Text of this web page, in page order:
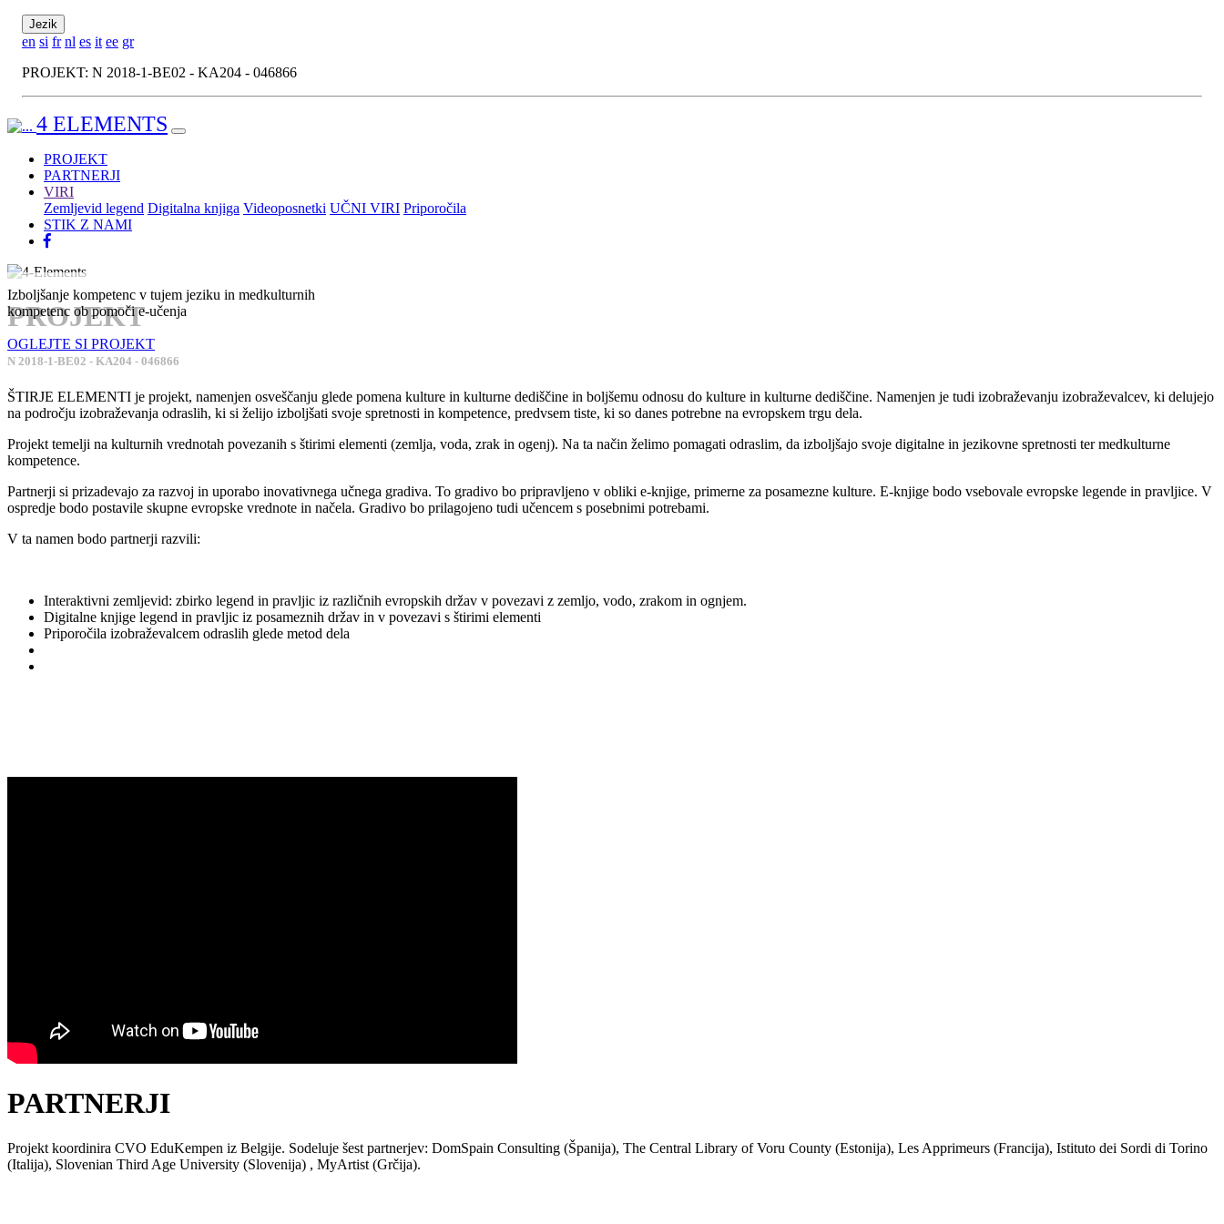
Jezik
en si fr nl es it ee gr
PROJEKT: N 2018-1-BE02 - KA204 - 046866
4 ELEMENTS
PROJEKT
PARTNERJI
VIRI
Zemljevid legend Digitalna knjiga Videoposnetki UČNI VIRI Priporočila
STIK Z NAMI
Izboljšanje kompetenc v tujem jeziku in medkulturnih
kompetenc ob pomoči e-učenja
OGLEJTE SI PROJEKT
PROJEKT
N 2018-1-BE02 - KA204 - 046866
ŠTIRJE ELEMENTI je projekt, namenjen osveščanju glede pomena kulture in kulturne dediščine in boljšemu odnosu do kulture in kulturne dediščine. Namenjen je tudi izobraževanju izobraževalcev, ki delujejo
na področju izobraževanja odraslih, ki si želijo izboljšati svoje spretnosti in kompetence, predvsem tiste, ki so danes potrebne na evropskem trgu dela.
Projekt temelji na kulturnih vrednotah povezanih s štirimi elementi (zemlja, voda, zrak in ogenj). Na ta način želimo pomagati odraslim, da izboljšajo svoje digitalne in jezikovne spretnosti ter medkulturne
kompetence.
Partnerji si prizadevajo za razvoj in uporabo inovativnega učnega gradiva. To gradivo bo pripravljeno v obliki e-knjige, primerne za posamezne kulture. E-knjige bodo vsebovale evropske legende in pravljice. V
ospredje bodo postavile skupne evropske vrednote in načela. Gradivo bo prilagojeno tudi učencem s posebnimi potrebami.
V ta namen bodo partnerji razvili:
Interaktivni zemljevid: zbirko legend in pravljic iz različnih evropskih držav v povezavi z zemljo, vodo, zrakom in ognjem.
Digitalne knjige legend in pravljic iz posameznih držav in v povezavi s štirimi elementi
Priporočila izobraževalcem odraslih glede metod dela
PARTNERJI
Projekt koordinira CVO EduKempen iz Belgije. Sodeluje šest partnerjev: DomSpain Consulting (Španija), The Central Library of Voru County (Estonija), Les Apprimeurs (Francija), Istituto dei Sordi di Torino
(Italija), Slovenian Third Age University (Slovenija) , MyArtist (Grčija).